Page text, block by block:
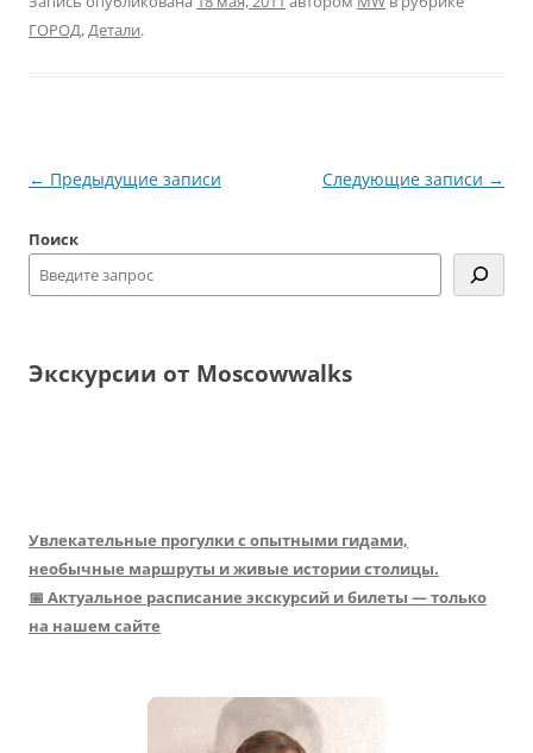
ГОРОД,Детали.
Навигация
записям
← Предыдущие записи Следующие записи →
Поиск
Экскурсии от Moscowwalks
Увлекательные прогулки с опытными гидами,
необычные маршруты и живые истории столицы.
📅 Актуальное расписание экскурсий и билеты — только
на нашем сайте